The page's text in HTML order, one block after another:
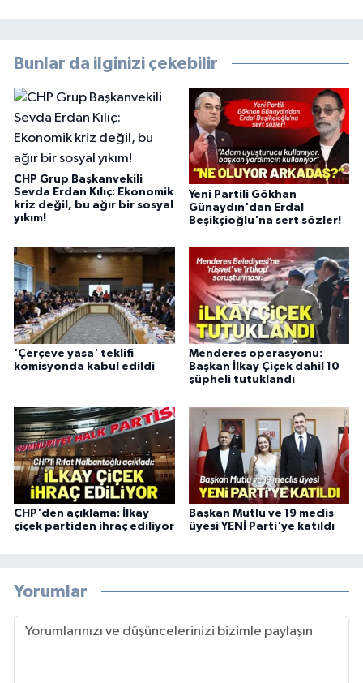
Bunlar da ilginizi çekebilir
CHP Grup Başkanvekili
Sevda Erdan Kılıç: Ekonomik
kriz değil, bu ağır bir sosyal
yıkım!
Yeni Partili Gökhan
Günaydın'dan Erdal
Beşikçioğlu'na sert sözler!
'Çerçeve yasa' teklifi
komisyonda kabul edildi
Menderes operasyonu:
Başkan İlkay Çiçek dahil 10
şüpheli tutuklandı
CHP'den açıklama: İlkay
çiçek partiden ihraç ediliyor
Başkan Mutlu ve 19 meclis
üyesi YENİ Parti'ye katıldı
Yorumlar